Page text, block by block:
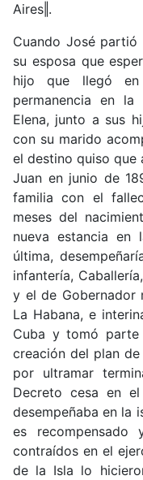
Aires‖.
Cuando José
su esposa que
hijo que llegó
permanencia en
Elena, junto a sus
con su marido
el destino quiso que
Juan en junio de
familia con el
meses del
nueva estancia
última,
infantería,
y el de
La Habana, e
Cuba y tomó
creación del plan
por ultramar
Decreto cesa en
desempeñaba en la
es
contraídos en el
de la Isla lo